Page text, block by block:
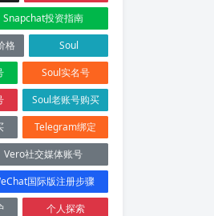
Snapchat投资指南
格
Soul
Soul实名号
Soul老账号购买
Telegram绑定
Vero社交媒体账号
国际版注册步骤
个人探索